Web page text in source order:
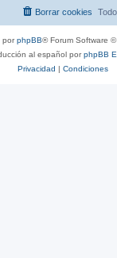
Borrar cookies
porphpBB® Forum Software
al español porphpBB
Privacidad | Condiciones